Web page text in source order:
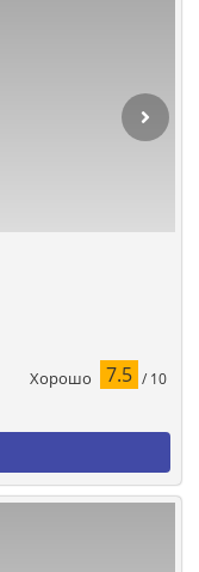
Хорошо 7.5 / 10